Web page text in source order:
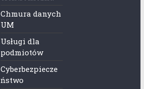
Chmura danych
UM
Usługi dla
podmiotów
Cyberbezpiecze
ństwo